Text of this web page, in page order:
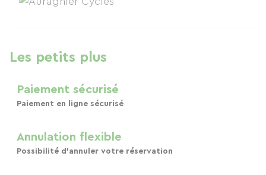
Les petits plus
Paiement sécurisé
Paiement en ligne sécurisé
Annulation flexible
Possibilité d'annuler votre réservation